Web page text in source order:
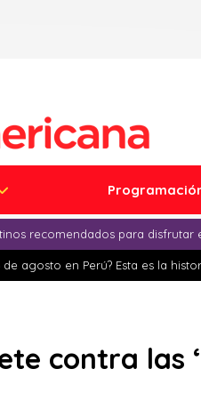
recomendados para disfrutar
agosto en Perú? Esta es la
contra las